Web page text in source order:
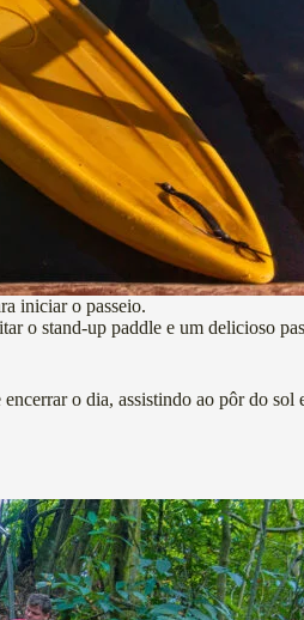
iniciar o passeio.
o stand-up paddle e um delicioso
o dia, assistindo ao pôr do sol